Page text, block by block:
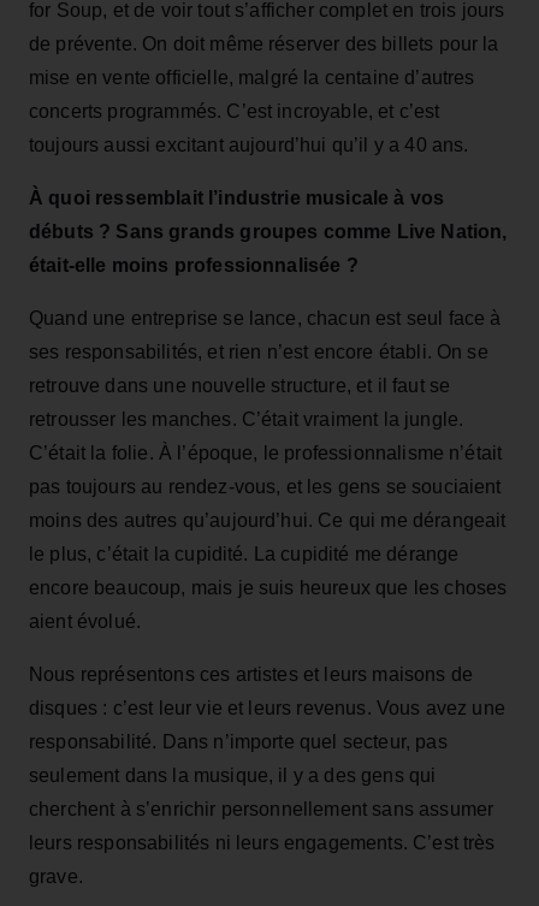
for Soup, et de voir tout s’afficher complet en trois jours
de prévente. On doit même réserver des billets pour la
mise en vente officielle, malgré la centaine d’autres
concerts programmés. C’est incroyable, et c’est
toujours aussi excitant aujourd’hui qu’il y a 40 ans.
À quoi ressemblait l’industrie musicale à vos
débuts ? Sans grands groupes comme Live Nation,
était‑elle moins professionnalisée ?
Quand une entreprise se lance, chacun est seul face à
ses responsabilités, et rien n’est encore établi. On se
retrouve dans une nouvelle structure, et il faut se
retrousser les manches. C’était vraiment la jungle.
C’était la folie. À l’époque, le professionnalisme n’était
pas toujours au rendez‑vous, et les gens se souciaient
moins des autres qu’aujourd’hui. Ce qui me dérangeait
le plus, c’était la cupidité. La cupidité me dérange
encore beaucoup, mais je suis heureux que les choses
aient évolué.
Nous représentons ces artistes et leurs maisons de
disques : c’est leur vie et leurs revenus. Vous avez une
responsabilité. Dans n’importe quel secteur, pas
seulement dans la musique, il y a des gens qui
cherchent à s’enrichir personnellement sans assumer
leurs responsabilités ni leurs engagements. C’est très
grave.